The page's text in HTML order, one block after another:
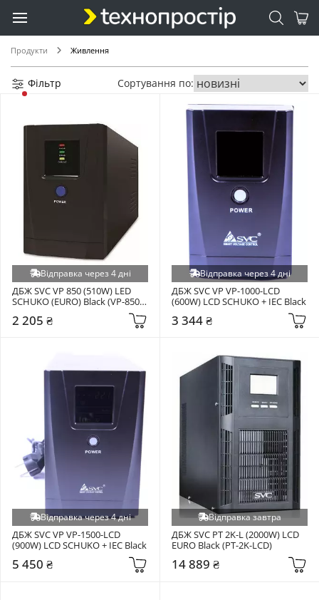
Продукти Живлення
Sunwoda (+1)
TP-Link (+1)
Usams (+1)
WUW (+1)
Фільтр Сортування по:
Відправка через 4 дні
ДБЖ SVC VP 850 (510W) LED
SCHUKO (EURO) Black (VP-850-
2 205 ₴
Відправка через 4 дні
ДБЖ SVC VP VP-1000-LCD
(600W) LCD SCHUKO + IEC Black
3 344 ₴
Відправка через 4 дні
ДБЖ SVC VP VP-1500-LCD
(900W) LCD SCHUKO + IEC Black
5 450 ₴
Відправка завтра
ДБЖ SVC PT 2K-L (2000W) LCD
EURO Black (PT-2K-LCD)
14 889 ₴